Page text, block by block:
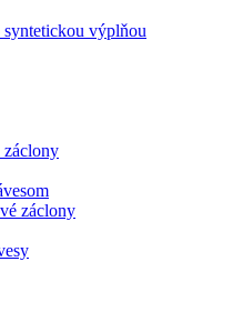
syntetickou výplňou
záclony
záclony